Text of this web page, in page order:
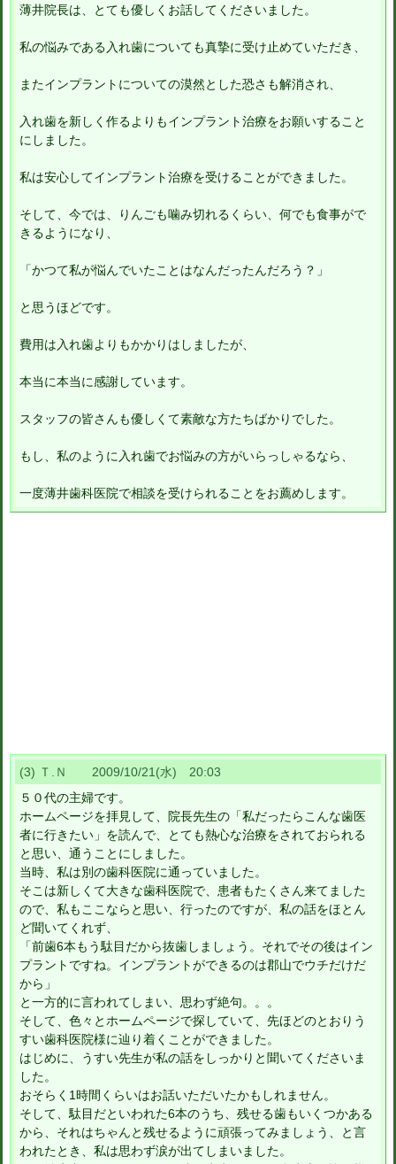
薄井院長は、とても優しくお話してくださいました。
私の悩みである入れ歯についても真摯に受け止めていただき、
またインプラントについての漠然とした恐さも解消され、
入れ歯を新しく作るよりもインプラント治療をお願いすること
にしました。
私は安心してインプラント治療を受けることができました。
そして、今では、りんごも噛み切れるくらい、何でも食事がで
きるようになり、
「かつて私が悩んでいたことはなんだったんだろう？」
と思うほどです。
費用は入れ歯よりもかかりはしましたが、
本当に本当に感謝しています。
スタッフの皆さんも優しくて素敵な方たちばかりでした。
もし、私のように入れ歯でお悩みの方がいらっしゃるなら、
一度薄井歯科医院で相談を受けられることをお薦めします。
(3) Ｔ.Ｎ 2009/10/21(水) 20:03
５０代の主婦です。
ホームページを拝見して、院長先生の「私だったらこんな歯医
者に行きたい」を読んで、とても熱心な治療をされておられる
と思い、通うことにしました。
当時、私は別の歯科医院に通っていました。
そこは新しくて大きな歯科医院で、患者もたくさん来てました
ので、私もここならと思い、行ったのですが、私の話をほとん
ど聞いてくれず、
「前歯6本もう駄目だから抜歯しましょう。それでその後はイン
プラントですね。インプラントができるのは郡山でウチだけだ
から」
と一方的に言われてしまい、思わず絶句。。。
そして、色々とホームページで探していて、先ほどのとおりう
すい歯科医院様に辿り着くことができました。
はじめに、うすい先生が私の話をしっかりと聞いてくださいま
した。
おそらく1時間くらいはお話いただいたかもしれません。
そして、駄目だといわれた6本のうち、残せる歯もいくつかある
から、それはちゃんと残せるように頑張ってみましょう、と言
われたとき、私は思わず涙が出てしまいました。